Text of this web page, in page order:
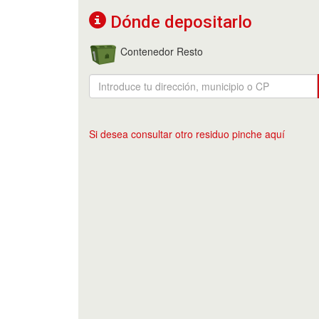
Dónde depositarlo
Contenedor Resto
Si desea consultar otro residuo pinche aquí